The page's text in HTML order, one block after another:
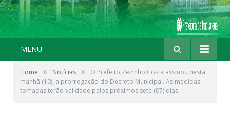
MENU
Home » Notícias »
O Prefeito Zezinho Costa assinou nesta
manhã (10), a prorrogação do Decreto Municipal. As medidas
tomadas terão validade pelos próximos sete (07) dias